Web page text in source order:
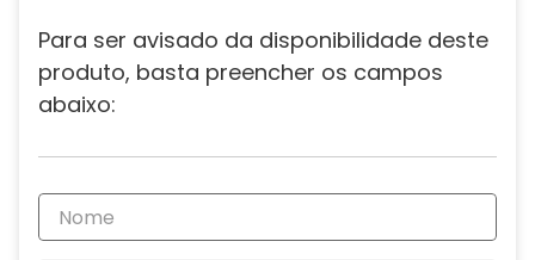
Para ser avisado da disponibilidade deste
produto, basta preencher os campos
abaixo: